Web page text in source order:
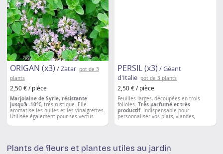
ORIGAN (x3) / Zatar pot de 3
plants
2,50 € / pièce
Marjolaine de Syrie, résistante
jusqu’à -10°C, très rustique. Elle
aromatise les huiles et les vinaigrettes.
Utilisée également pour ses vertus
européenne.
PERSIL (x3) / Géant
d'Italie pot de 3 plants
2,50 € / pièce
Feuilles larges, découpées en trois
folioles. Très parfumé et très
productif. Indispensable pour
personnaliser vos plats, viandes,
Plants de fleurs et plantes utiles au jardin